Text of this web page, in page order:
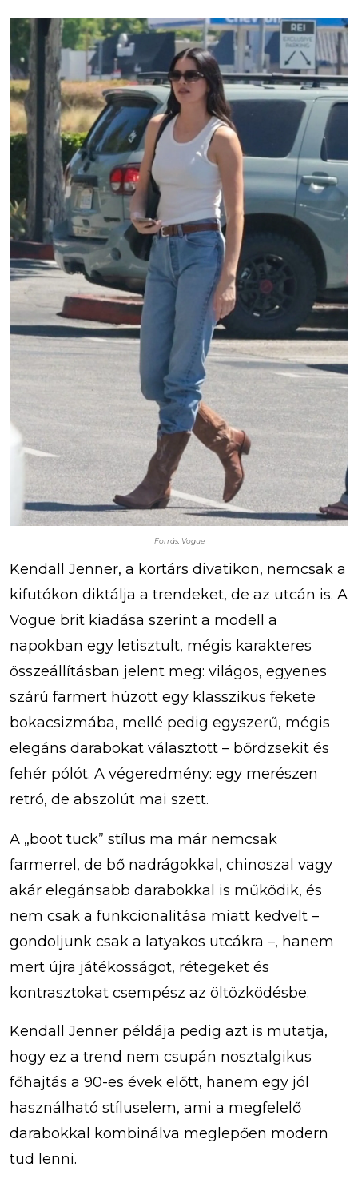
Forrás: Vogue
Kendall Jenner, a kortárs divatikon, nemcsak a
kifutókon diktálja a trendeket, de az utcán is. A
Vogue brit kiadása szerint a modell a
napokban egy letisztult, mégis karakteres
összeállításban jelent meg: világos, egyenes
szárú farmert húzott egy klasszikus fekete
bokacsizmába, mellé pedig egyszerű, mégis
elegáns darabokat választott – bőrdzsekit és
fehér pólót. A végeredmény: egy merészen
retró, de abszolút mai szett.
A „boot tuck” stílus ma már nemcsak
farmerrel, de bő nadrágokkal, chinoszal vagy
akár elegánsabb darabokkal is működik, és
nem csak a funkcionalitása miatt kedvelt –
gondoljunk csak a latyakos utcákra –, hanem
mert újra játékosságot, rétegeket és
kontrasztokat csempész az öltözködésbe.
Kendall Jenner példája pedig azt is mutatja,
hogy ez a trend nem csupán nosztalgikus
főhajtás a 90-es évek előtt, hanem egy jól
használható stíluselem, ami a megfelelő
darabokkal kombinálva meglepően modern
tud lenni.